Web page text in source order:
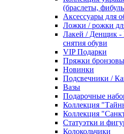
(браслеты,
Аксессуары для
Ложки / рожки
Лакей / Денщик -
снятия обуви
VIP Подарки
Пряжки
Новинки
Подсвечники /
Вазы
Подарочные
Коллекция
Коллекция
Статуэтки и
Колокольчики